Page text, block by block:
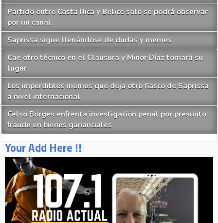
Partido entre Costa Rica y Belice solo se podrá observar
por un canal
Saprissa sigue llenándose de dudas y memes
Cae otro técnico en el Clausura y Minor Díaz tomará su
lugar
Los imperdibles memes que deja otro fiasco de Saprissa
a nivel internacional
Celso Borges enfrenta investigación penal por presunto
fraude en bienes gananciales
Your Add Here !!